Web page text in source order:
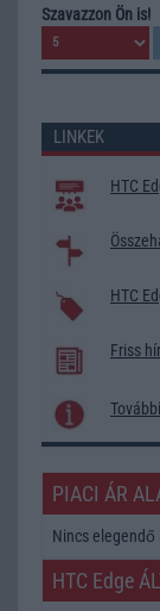
Szavazzon Ön is!
LINKEK
HTC
HTC
Friss
PIACI ÁR
Nincs elegendő
HTC Edge